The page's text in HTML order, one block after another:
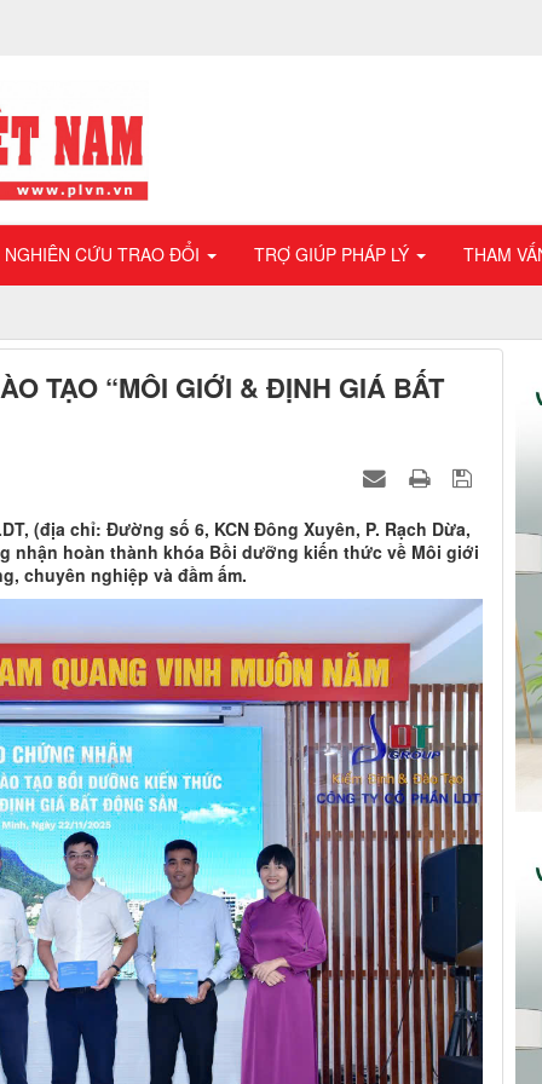
NGHIÊN CỨU TRAO ĐỔI TRỢ GIÚP PHÁP LÝ THAM
TẠO “MÔI GIỚI & ĐỊNH GIÁ BẤT
(địa chỉ: Đường số 6, KCN Đông Xuyên, P. Rạch Dừa,
nhận hoàn thành khóa Bồi dưỡng kiến thức về Môi giới
chuyên nghiệp và đầm ấm.